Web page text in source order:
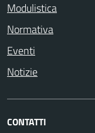
Modulistica
Normativa
Eventi
Notizie
CONTATTI